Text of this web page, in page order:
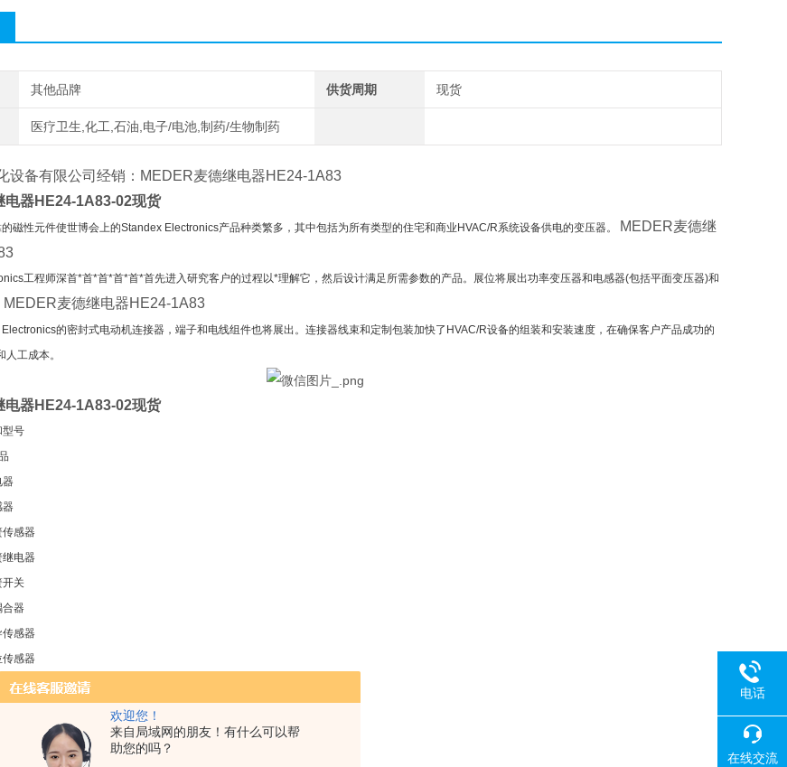
欢迎您！
来自局域网的朋友！有什么可以帮
助您的吗？
其他品牌 供货周期 现货
医疗卫生,化工,石油,电子/电池,制药/生物制药
设备有限公司经销： MEDER麦德继电器HE24-1A83
电器HE24-1A83-02现货
磁性元件使世博会上的Standex Electronics产品种类繁多，其中包括为所有类型的住宅和商业HVAC/R系统设备供电的变压器。
MEDER麦德继
工程师深首*首*首*首*首*首先进入研究客户的过程以*理解它，然后设计满足所需参数的产品。展位将展出功率变压器和电感器(包括平面变压器)和
MEDER麦德继电器HE24-1A83
的密封式电动机连接器，端子和电线组件也将展出。连接器线束和定制包装加快了HVAC/R设备的组装和安装速度，在确保客户产品成功的
工成本。
电器HE24-1A83-02现货
型号
器
器
感器
电器
关
器
感器
感器
器
1C96-BV259/0-1MPA
电话
在线交流